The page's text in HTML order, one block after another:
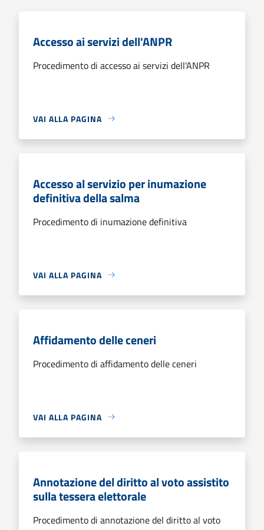
Accesso ai servizi dell'ANPR
Procedimento di accesso ai servizi dell'ANPR
VAI ALLA PAGINA
Accesso al servizio per inumazione
definitiva della salma
Procedimento di inumazione definitiva
VAI ALLA PAGINA
Affidamento delle ceneri
Procedimento di affidamento delle ceneri
VAI ALLA PAGINA
Annotazione del diritto al voto assistito
sulla tessera elettorale
Procedimento di annotazione del diritto al voto